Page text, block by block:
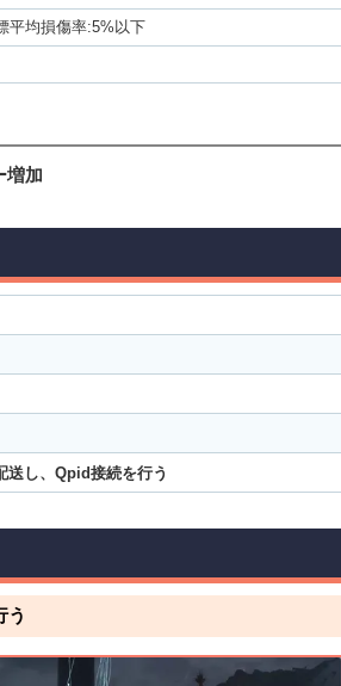
平均損傷率:5%以下
増加
送し、Qpid接続を行う
う